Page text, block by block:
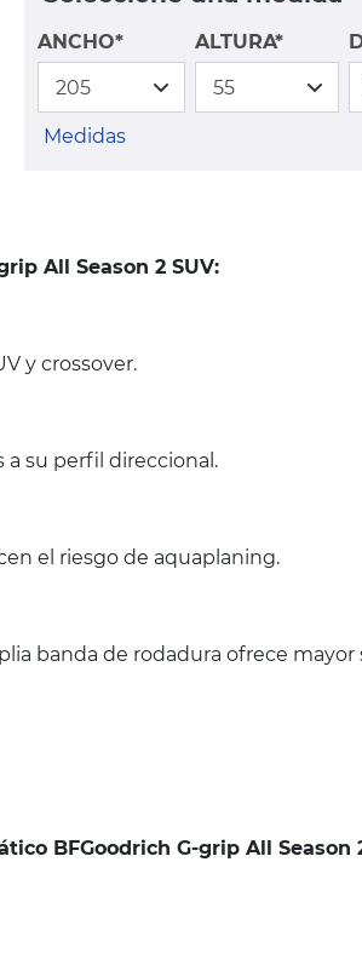
ANCHO* ALTURA*
Medidas
All Season 2 SUV:
y crossover.
a su perfil direccional.
el riesgo de aquaplaning.
banda de rodadura ofrece
BFGoodrich G-grip All Season